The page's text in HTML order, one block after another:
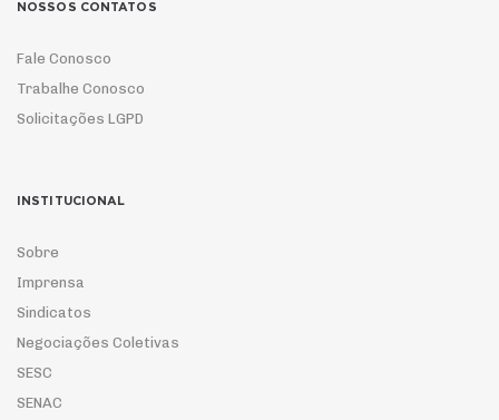
NOSSOS CONTATOS
Fale Conosco
Trabalhe Conosco
Solicitações LGPD
INSTITUCIONAL
Sobre
Imprensa
Sindicatos
Negociações Coletivas
SESC
SENAC